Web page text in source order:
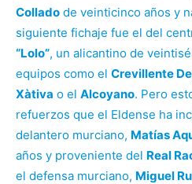
Collado de veinticinco años y
siguiente fichaje fue el del
“Lolo”, un alicantino de
equipos como el Crevillente
Xàtiva o el Alcoyano. Pero
refuerzos que el Eldense ha
delantero murciano, Matías
años y proveniente del Real
el defensa murciano, Miguel